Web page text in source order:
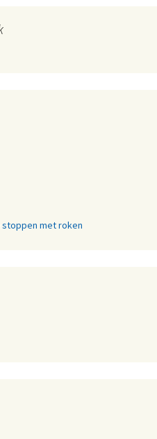
stoppen met roken